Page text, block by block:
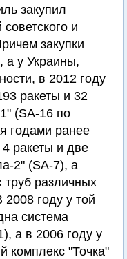
закупил
и
закупки
а у Украины,
в 2012 году
ракеты и 32
(SA-16 по
годами ранее
ракеты и две
2" (SA-7), а
труб различных
году у той
система
а в 2006 году у
комплекс "Точка"